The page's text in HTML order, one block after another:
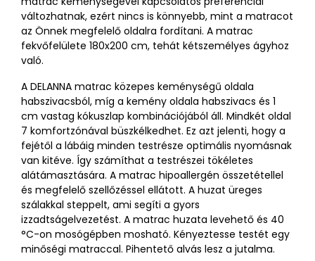
változhatnak, ezért nincs is könnyebb, mint a matracot
az Önnek megfelelő oldalra fordítani. A matrac
fekvőfelülete 180x200 cm, tehát kétszemélyes ágyhoz
való.
A DELANNA matrac közepes keménységű oldala
habszivacsból, míg a kemény oldala habszivacs és 1
cm vastag kókuszlap kombinációjából áll. Mindkét oldal
7 komfortzónával büszkélkedhet. Ez azt jelenti, hogy a
fejétől a lábáig minden testrésze optimális nyomásnak
van kitéve. Így számíthat a testrészei tökéletes
alátámasztására. A matrac hipoallergén összetétellel
és megfelelő szellőzéssel ellátott. A huzat üreges
szálakkal steppelt, ami segíti a gyors
izzadtságelvezetést. A matrac huzata levehető és 40
°C-on mosógépben mosható. Kényeztesse testét egy
minőségi matraccal. Pihentető alvás lesz a jutalma.